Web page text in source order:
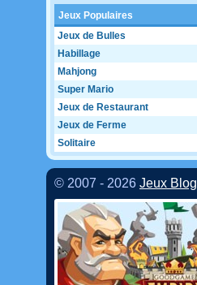
Jeux Populaires
Jeux de Bulles
Habillage
Mahjong
Super Mario
Jeux de Restaurant
Jeux de Ferme
Solitaire
© 2007 - 2026 Jeux Blog